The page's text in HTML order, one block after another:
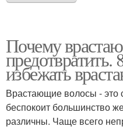
Почему
предотвратить.
избежать
Врастающие волосы - это
беспокоит большинство
различны. Чаще всего